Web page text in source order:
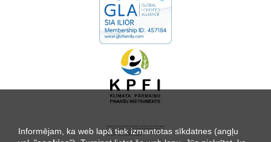
Informējam, ka web lapā tiek izmantotas sīkdatnes (angļu